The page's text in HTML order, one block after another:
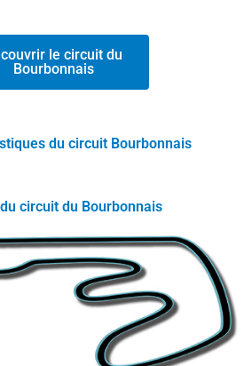
le circuit du
Bourbonnais
du circuit Bourbonnais
circuit du Bourbonnais